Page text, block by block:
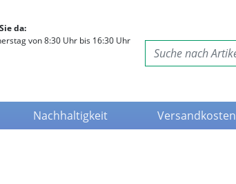
da:
von 8:30 Uhr bis 16:30 Uhr
Nachhaltigkeit Versandkosten